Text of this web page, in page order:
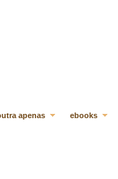
apenas ebooks